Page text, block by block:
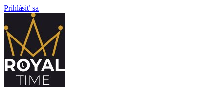
Prihlásiť sa